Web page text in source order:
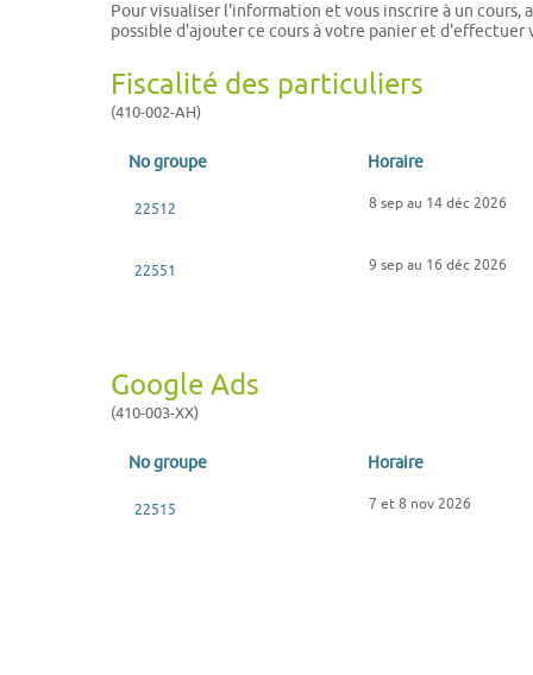
Pour visualiser l'information et vous inscrire à un cours,
possible d'ajouter ce cours à votre panier et d'effectuer
Fiscalité des particuliers
(410-002-AH)
No groupe Horaire
22512 8 sep au 14 déc 2026
22551 9 sep au 16 déc 2026
Google Ads
(410-003-XX)
No groupe Horaire
22515 7 et 8 nov 2026